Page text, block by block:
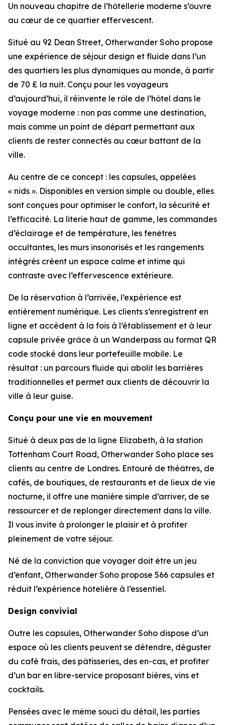
Un nouveau chapitre de l’hôtellerie moderne s’ouvre
au cœur de ce quartier effervescent.
Situé au 92 Dean Street, Otherwander Soho propose
une expérience de séjour design et fluide dans l’un
des quartiers les plus dynamiques au monde, à partir
de 70 £ la nuit. Conçu pour les voyageurs
d’aujourd’hui, il réinvente le rôle de l’hôtel dans le
voyage moderne : non pas comme une destination,
mais comme un point de départ permettant aux
clients de rester connectés au cœur battant de la
ville.
Au centre de ce concept : les capsules, appelées
« nids ». Disponibles en version simple ou double, elles
sont conçues pour optimiser le confort, la sécurité et
l’efficacité. La literie haut de gamme, les commandes
d’éclairage et de température, les fenêtres
occultantes, les murs insonorisés et les rangements
intégrés créent un espace calme et intime qui
contraste avec l’effervescence extérieure.
De la réservation à l’arrivée, l’expérience est
entièrement numérique. Les clients s’enregistrent en
ligne et accèdent à la fois à l’établissement et à leur
capsule privée grâce à un Wanderpass au format QR
code stocké dans leur portefeuille mobile. Le
résultat : un parcours fluide qui abolit les barrières
traditionnelles et permet aux clients de découvrir la
ville à leur guise.
Conçu pour une vie en mouvement
Situé à deux pas de la ligne Elizabeth, à la station
Tottenham Court Road, Otherwander Soho place ses
clients au centre de Londres. Entouré de théâtres, de
cafés, de boutiques, de restaurants et de lieux de vie
nocturne, il offre une manière simple d’arriver, de se
ressourcer et de replonger directement dans la ville.
Il vous invite à prolonger le plaisir et à profiter
pleinement de votre séjour.
Né de la conviction que voyager doit être un jeu
d’enfant, Otherwander Soho propose 566 capsules et
réduit l’expérience hôtelière à l’essentiel.
Design convivial
Outre les capsules, Otherwander Soho dispose d’un
espace où les clients peuvent se détendre, déguster
du café frais, des pâtisseries, des en-cas, et profiter
d’un bar en libre-service proposant bières, vins et
cocktails.
Pensées avec le même souci du détail, les parties